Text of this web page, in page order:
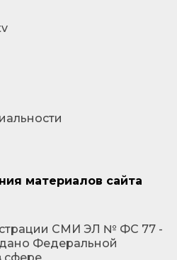
материалов сайта
СМИ ЭЛ № ФС 77 -
Федеральной